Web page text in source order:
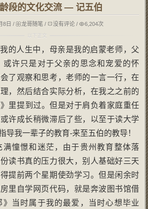
段的文化交流 — 记五伯
8日/ 龙哥随笔 / 没有评论 / 6,204次
的人生中，母亲是我的启蒙老师，父
或许只是对于父亲的思念和宠爱的怀
了观察和思考，老师的一言一行，在
，然后结合实际分析，在我之之前的
》里提到过。但是对于肩负着家庭重任
许成长稍微滞后了些，以至于读大学
导我一辈子的教育-来至五伯的教导！
满憧憬和迷茫，由于贵州教育整体落
读书真的压力很大，别人基础好三天
提前两个星期使劲学习。但是闲余时
里自学网页代码，就是奔波图书馆借
》当时属于我的最爱，当时心想毕业